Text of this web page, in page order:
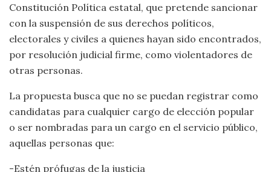
Constitución Política estatal, que pretende sancionar
con la suspensión de sus derechos políticos,
electorales y civiles a quienes hayan sido encontrados,
por resolución judicial firme, como violentadores de
otras personas.
La propuesta busca que no se puedan registrar como
candidatas para cualquier cargo de elección popular
o ser nombradas para un cargo en el servicio público,
aquellas personas que:
-Estén prófugas de la justicia